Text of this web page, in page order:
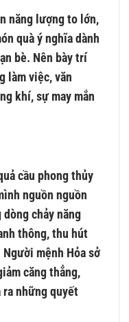
năng lượng to lớn,
quà ý nghĩa dành
bè. Nên bày trí
làm việc, văn
khí, sự may mắn
cầu phong thủy
nguồn nguồn
chảy năng
thông, thu hút
mệnh Hỏa sở
căng thẳng,
những quyết